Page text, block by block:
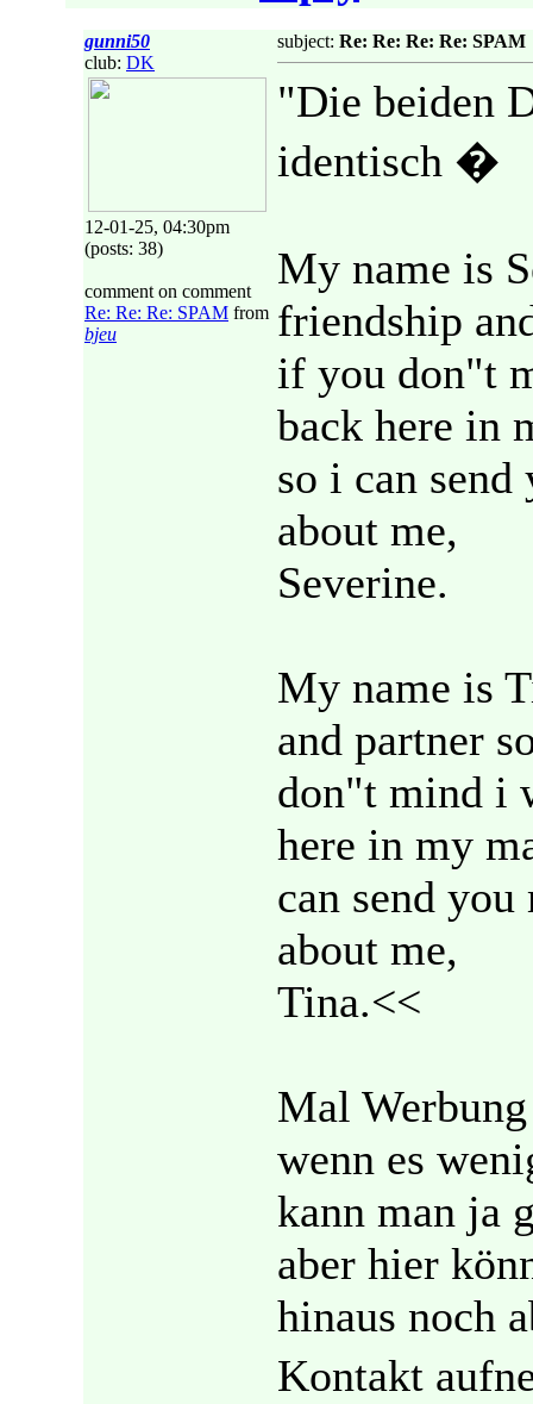
gunni50
club: DK
12-01-25, 04:30pm
(posts: 38)
comment on comment
Re: Re: Re: SPAM from
bjeu
subject: Re: Re: Re: Re: SPAM
"Die beiden
identisch �
My name is
friendship
if you don"t
back here in
so i can
about me,
Severine.
My name is
and partner
don"t mind i
here in my
can send
about me,
Tina.<<
Mal
wenn es
kann man ja
aber hier
hinaus noch
Kontakt